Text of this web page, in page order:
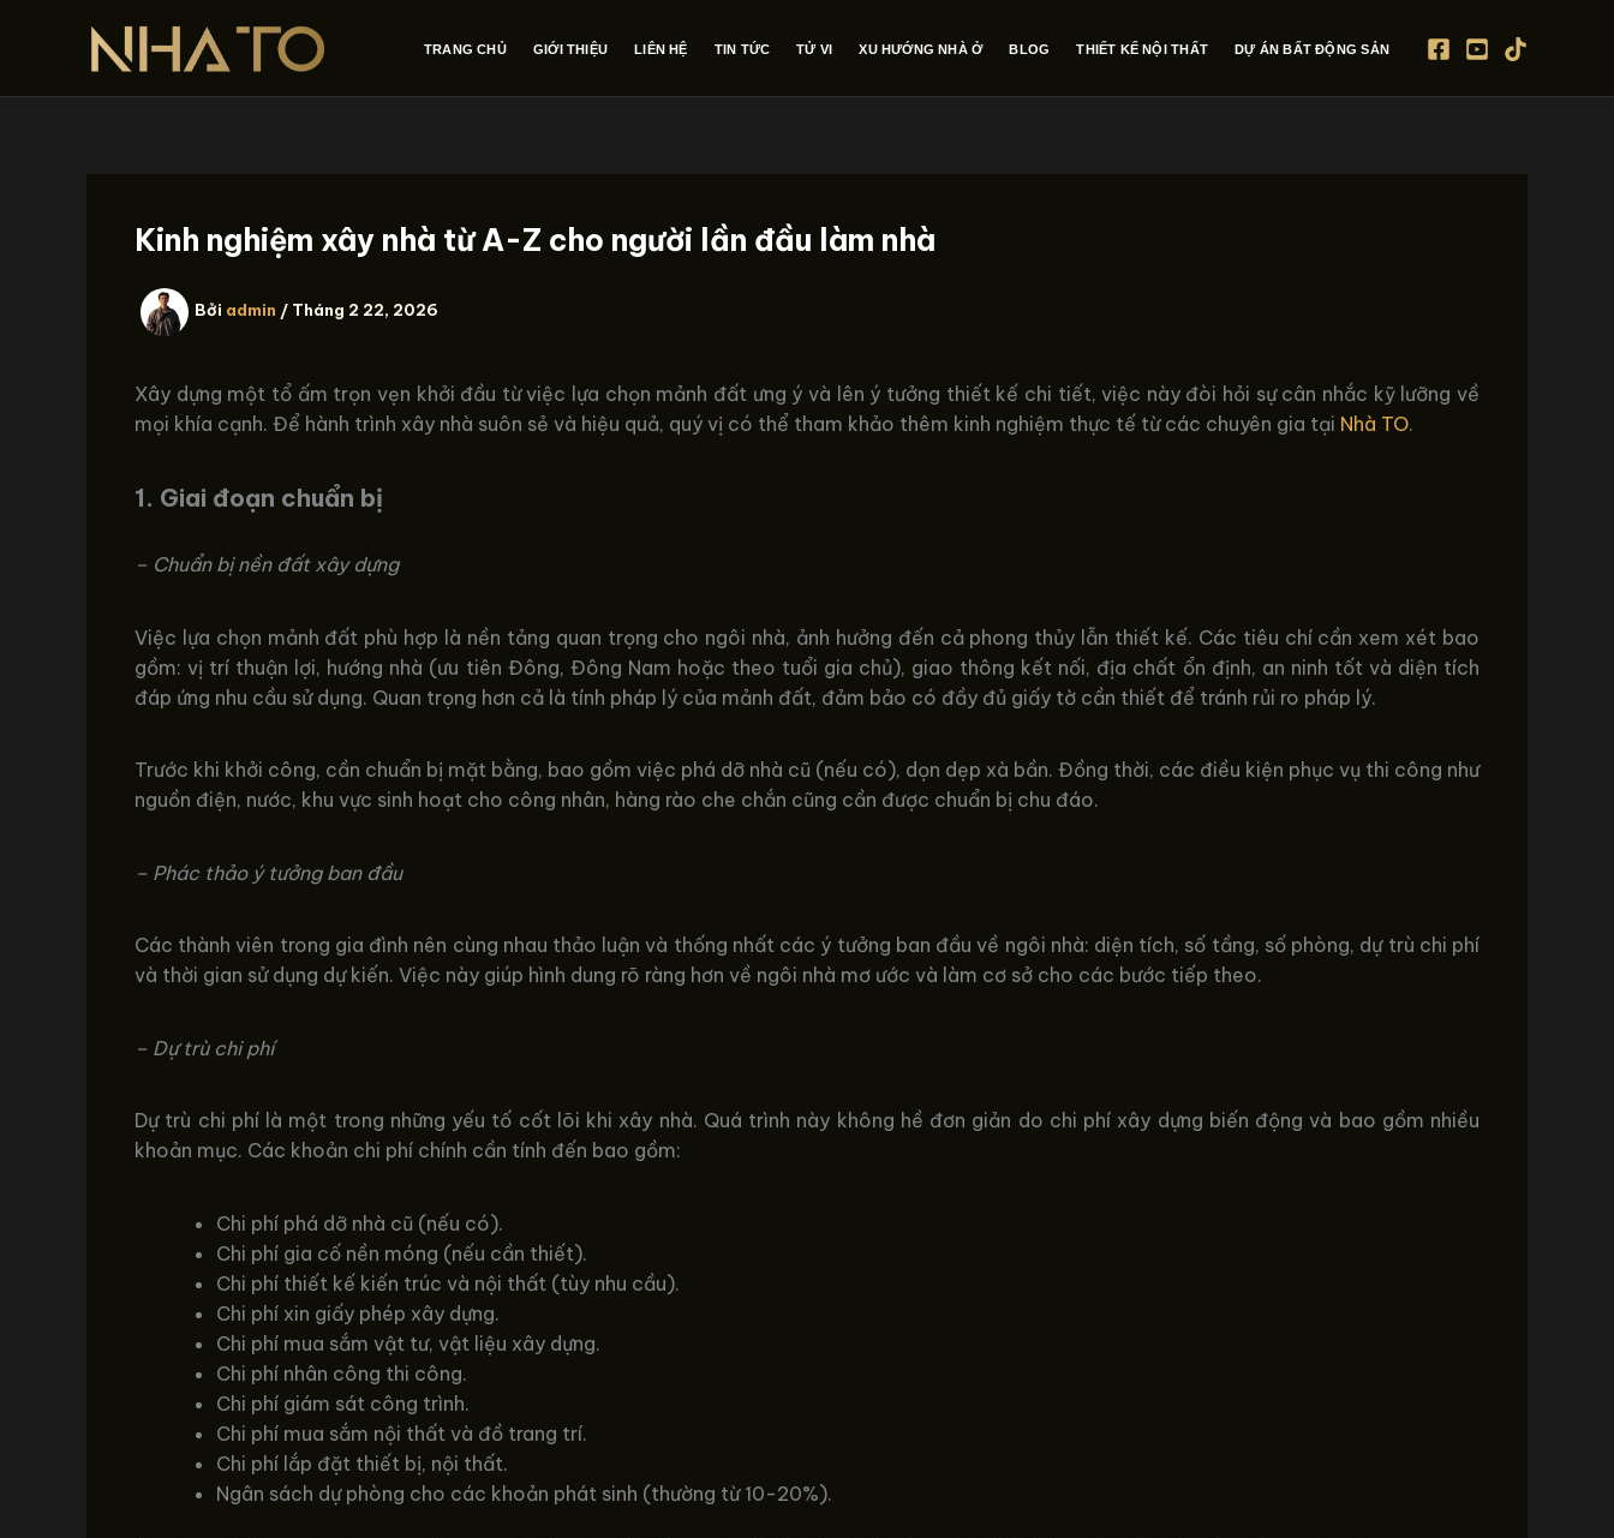
dung
TRANG CHỦ GIỚI THIỆU LIÊN HỆ TIN TỨC TỬ VI XU HƯỚNG NHÀ Ở BLOG THIẾT KẾ NỘI THẤT DỰ ÁN BẤT ĐỘNG SẢN
Kinh nghiệm xây nhà từ A-Z cho người lần đầu làm nhà
Bởi admin / Tháng 2 22, 2026
Xây dựng một tổ ấm trọn vẹn khởi đầu từ việc lựa chọn mảnh đất ưng ý và lên ý tưởng thiết kế chi tiết, việc này đòi hỏi sự cân nhắc kỹ lưỡng về
mọi khía cạnh. Để hành trình xây nhà suôn sẻ và hiệu quả, quý vị có thể tham khảo thêm kinh nghiệm thực tế từ các chuyên gia tại Nhà TO.
1. Giai đoạn chuẩn bị
– Chuẩn bị nền đất xây dựng
Việc lựa chọn mảnh đất phù hợp là nền tảng quan trọng cho ngôi nhà, ảnh hưởng đến cả phong thủy lẫn thiết kế. Các tiêu chí cần xem xét bao
gồm: vị trí thuận lợi, hướng nhà (ưu tiên Đông, Đông Nam hoặc theo tuổi gia chủ), giao thông kết nối, địa chất ổn định, an ninh tốt và diện tích
đáp ứng nhu cầu sử dụng. Quan trọng hơn cả là tính pháp lý của mảnh đất, đảm bảo có đầy đủ giấy tờ cần thiết để tránh rủi ro pháp lý.
Trước khi khởi công, cần chuẩn bị mặt bằng, bao gồm việc phá dỡ nhà cũ (nếu có), dọn dẹp xà bần. Đồng thời, các điều kiện phục vụ thi công như
nguồn điện, nước, khu vực sinh hoạt cho công nhân, hàng rào che chắn cũng cần được chuẩn bị chu đáo.
– Phác thảo ý tưởng ban đầu
Các thành viên trong gia đình nên cùng nhau thảo luận và thống nhất các ý tưởng ban đầu về ngôi nhà: diện tích, số tầng, số phòng, dự trù chi phí
và thời gian sử dụng dự kiến. Việc này giúp hình dung rõ ràng hơn về ngôi nhà mơ ước và làm cơ sở cho các bước tiếp theo.
– Dự trù chi phí
Dự trù chi phí là một trong những yếu tố cốt lõi khi xây nhà. Quá trình này không hề đơn giản do chi phí xây dựng biến động và bao gồm nhiều
khoản mục. Các khoản chi phí chính cần tính đến bao gồm:
Chi phí phá dỡ nhà cũ (nếu có).
Chi phí gia cố nền móng (nếu cần thiết).
Chi phí thiết kế kiến trúc và nội thất (tùy nhu cầu).
Chi phí xin giấy phép xây dựng.
Chi phí mua sắm vật tư, vật liệu xây dựng.
Chi phí nhân công thi công.
Chi phí giám sát công trình.
Chi phí mua sắm nội thất và đồ trang trí.
Chi phí lắp đặt thiết bị, nội thất.
Ngân sách dự phòng cho các khoản phát sinh (thường từ 10-20%).